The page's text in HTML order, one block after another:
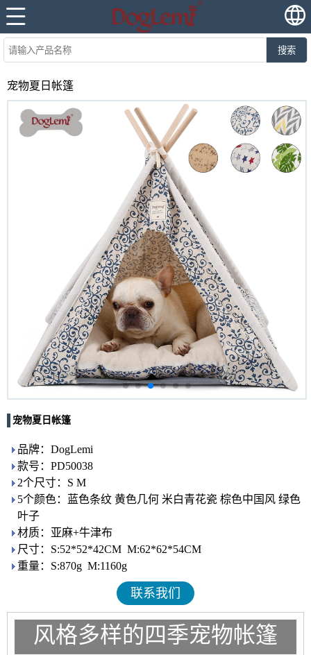
搜索
宠物夏日帐篷
宠物夏日帐篷
品牌：DogLemi
款号：PD50038
2个尺寸：S M
5个颜色：蓝色条纹 黄色几何 米白青花瓷 棕色中国风 绿色
叶子
材质：亚麻+牛津布
尺寸：S:52*52*42CM M:62*62*54CM
重量：S:870g M:1160g
联系我们
风格多样的四季宠物帐篷